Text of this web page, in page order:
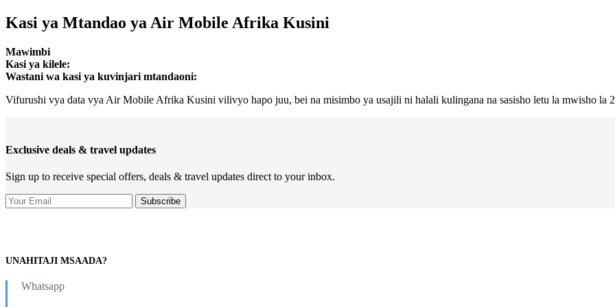
Kasi ya Mtandao ya Air Mobile Afrika Kusini
Mawimbi
Kasi ya kilele:
Wastani wa kasi ya kuvinjari mtandaoni:
Vifurushi vya data vya Air Mobile Afrika Kusini vilivyo hapo juu, bei na misimbo ya usajili ni halali kulingana na sasisho letu la mwisho la
Exclusive deals & travel updates
Sign up to receive special offers, deals & travel updates direct to your inbox.
UNAHITAJI MSAADA?
Whatsapp